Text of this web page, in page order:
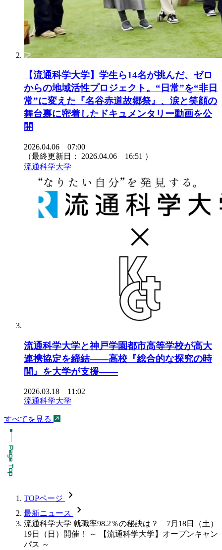
【流通科学大学】学生ら14名が挑んだ、ゼロ
からの地域活性プロジェクト。“日常”を“非日
常”に変えた『名谷赤道故郷祭』、涙と笑顔の
舞台裏に密着したドキュメンタリー動画を公
開
2026.04.06 07:00
（最終更新日： 2026.04.06 16:51 ）
流通科学大学
流通科学大学と神戸学園都市高等学校が高大
連携協定を締結――高校『総合的な探究の時
間』を大学が支援――
2026.03.18 11:02
流通科学大学
すべてを見る
TOPページ chevron_forward
最新ニュース chevron_forward
流通科学大学 就職率98.2％の秘訣は？ 7月18日（土）
19日（日）開催！ ～ 【流通科学大学】オープンキャン
パス ～